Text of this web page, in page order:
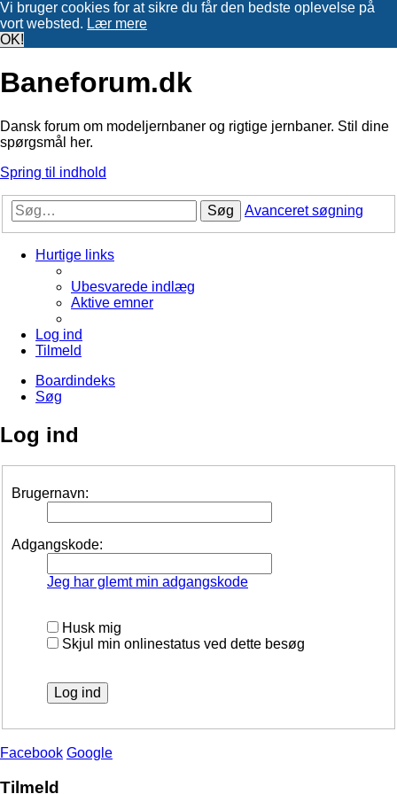
Vi bruger cookies for at sikre du får den bedste oplevelse på
vort websted. Lær mere
OK!
Baneforum.dk
Dansk forum om modeljernbaner og rigtige jernbaner. Stil dine
spørgsmål her.
Spring til indhold
Søg Avanceret søgning
Hurtige links
Ubesvarede indlæg
Aktive emner
Log ind
Tilmeld
Boardindeks
Søg
Log ind
Brugernavn:
Adgangskode:
Jeg har glemt min adgangskode
Husk mig
Skjul min onlinestatus ved dette besøg
Facebook Google
Tilmeld